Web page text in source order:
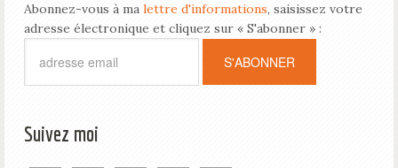
Abonnez-vous à ma lettre d'informations, saisissez votre
adresse électronique et cliquez sur « S'abonner » :
Suivez moi